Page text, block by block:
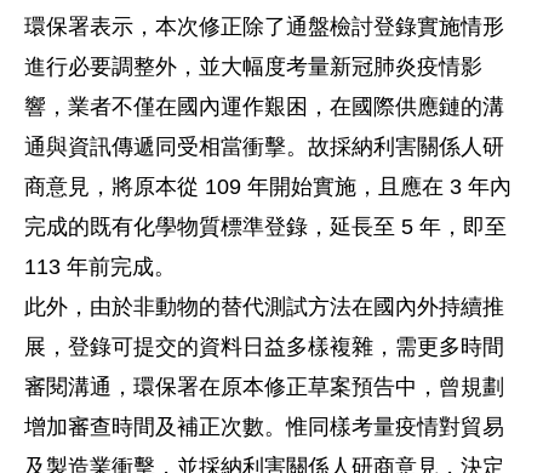
環保署表示，本次修正除了通盤檢討登錄實施情形
進行必要調整外，並大幅度考量新冠肺炎疫情影
響，業者不僅在國內運作艱困，在國際供應鏈的溝
通與資訊傳遞同受相當衝擊。故採納利害關係人研
商意見，將原本從 109 年開始實施，且應在 3 年內
完成的既有化學物質標準登錄，延長至 5 年，即至
113 年前完成。
此外，由於非動物的替代測試方法在國內外持續推
展，登錄可提交的資料日益多樣複雜，需更多時間
審閱溝通，環保署在原本修正草案預告中，曾規劃
增加審查時間及補正次數。惟同樣考量疫情對貿易
及製造業衝擊，並採納利害關係人研商意見，決定